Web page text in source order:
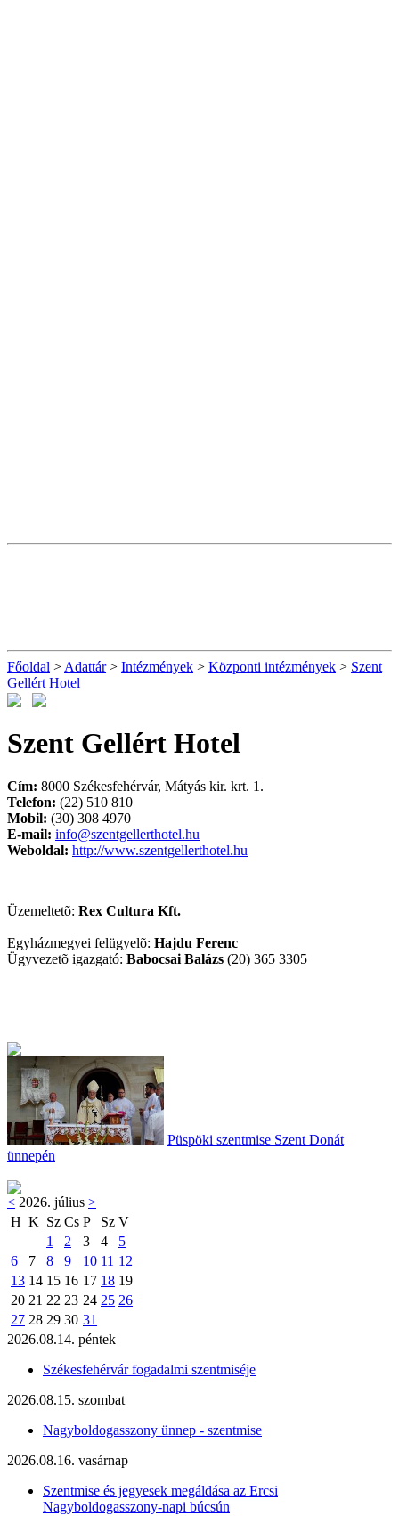
Főoldal > Adattár> Intézmények > Központi intézmények > Szent
Gellért Hotel
Szent Gellért Hotel
Cím: 8000 Székesfehérvár, Mátyás kir. krt. 1.
Telefon: (22) 510 810
Mobil: (30) 308 4970
E-mail: info@szentgellerthotel.hu
Weboldal: http://www.szentgellerthotel.hu
Üzemeltetõ: Rex Cultura Kft.
Egyházmegyei felügyelõ: Hajdu Ferenc
Ügyvezetõ igazgató: Babocsai Balázs (20) 365 3305
Püspöki szentmise Szent Donát
ünnepén
< 2026. július >
H K Sz Cs P Sz V
1
2 3 4
5
6
7 8 9 10 11 12
13 14 15 16 17 18 19
20 21 22 23 24 25 26
27 28 29 30 31
2026.08.14. péntek
Székesfehérvár fogadalmi szentmiséje
2026.08.15. szombat
Nagyboldogasszony ünnep - szentmise
2026.08.16. vasárnap
Szentmise és jegyesek megáldása az Ercsi
Nagyboldogasszony-napi búcsún